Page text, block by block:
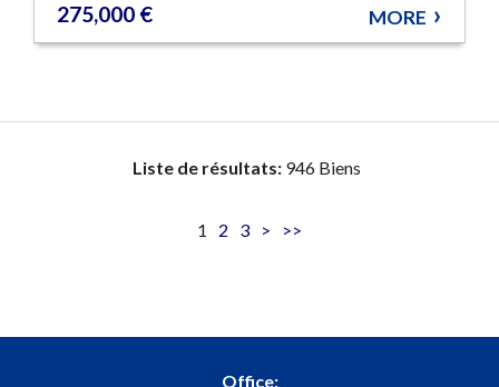
275,000 € MORE
Liste de résultats: 946 Biens
1 2 3 > >>
Office: